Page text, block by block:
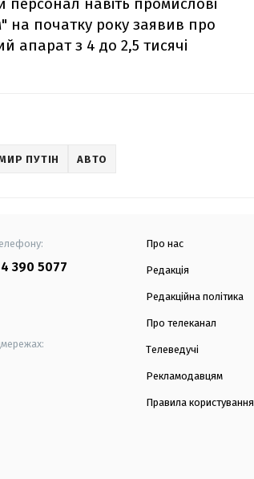
персонал навіть промислові
на початку року заявив про
апарат з 4 до 2,5 тисячі
ПУТІН АВТО
390 5077
Про нас
Редакція
Редакційна політика
Про телеканал
Телеведучі
Рекламодавцям
Правила користування